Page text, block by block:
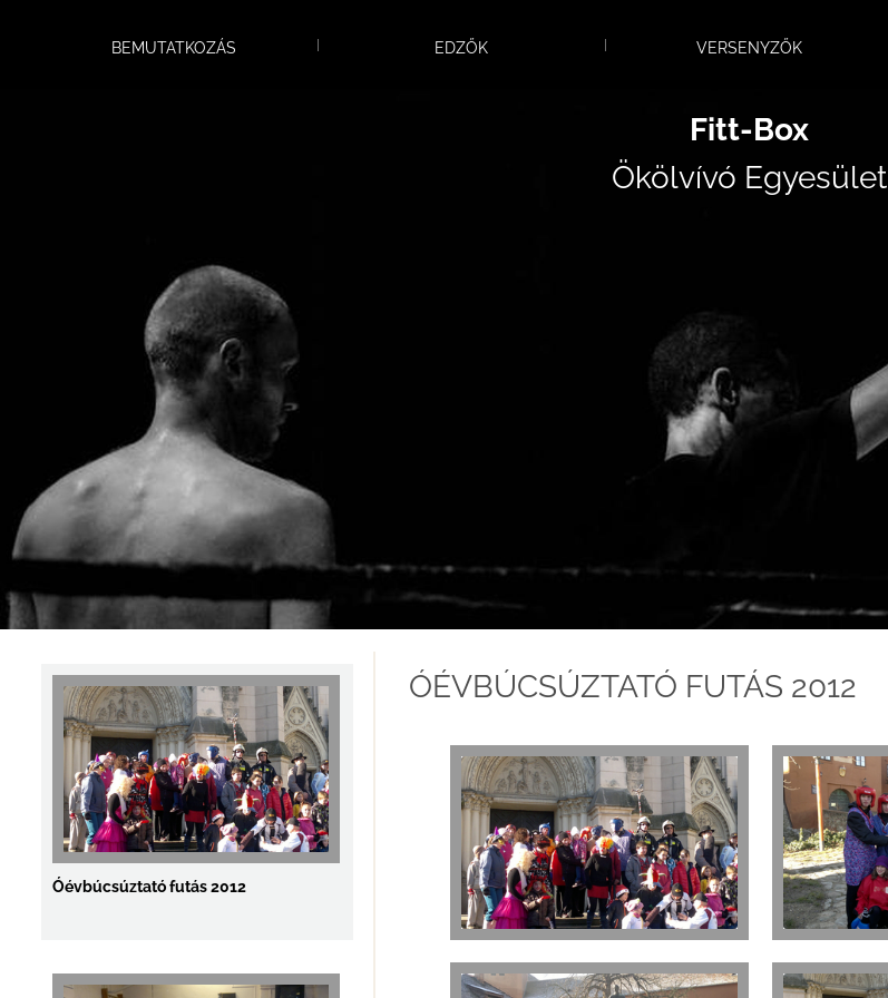
BEMUTATKOZÁS EDZŐK VERSENYZŐK
Fitt-Box
Ökölvívó Egyesület
2012-es Junior Magyar OB
Óévbúcsúztató futás 2012
ÓÉVBÚCSÚZTATÓ FUTÁS 2012